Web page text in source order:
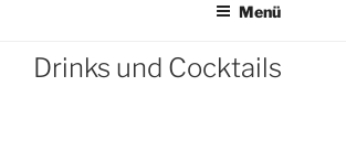
Menü
Drinks und Cocktails